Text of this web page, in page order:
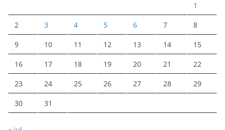
1
2 3 4 5 6 7 8
9 10 11 12 13 14 15
16 17 18 19 20 21 22
23 24 25 26 27 28 29
30 31